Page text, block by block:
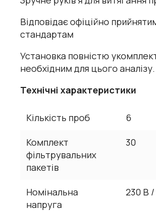
Відповідає офіційно
стандартам
Установка повністю
необхідним для цього аналізу.
Технічні характеристики
Кількість проб 6
Комплект
фільтрувальних
пакетів
30
Номінальна
напруга
230 В